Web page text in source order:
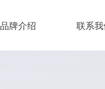
品牌介绍 联系